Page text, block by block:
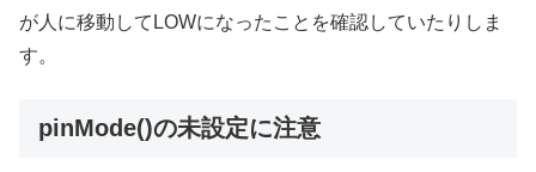
が人に移動してLOWになったことを確認していたりしま
す。
pinMode()の未設定に注意